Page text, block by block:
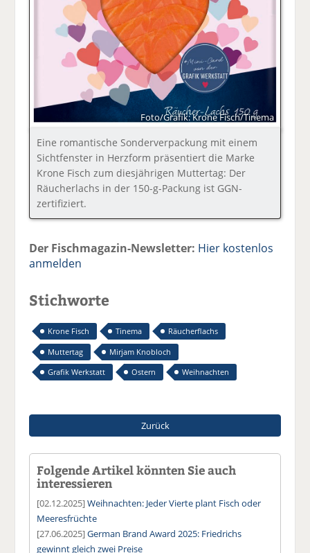
Foto/Grafik: Krone Fisch/Tinema
Eine romantische Sonderverpackung mit einem
Sichtfenster in Herzform präsentiert die Marke
Krone Fisch zum diesjährigen Muttertag: Der
Räucherlachs in der 150-g-Packung ist GGN-
zertifiziert.
Der Fischmagazin-Newsletter: Hier kostenlos
anmelden
Stichworte
Krone Fisch Tinema
Räucherflachs
Muttertag
Mirjam Knobloch
Grafik Werkstatt
Ostern Weihnachten
Zurück
Folgende Artikel könnten Sie auch
interessieren
[02.12.2025]Weihnachten: Jeder Vierte plant Fisch oder
Meeresfrüchte
[27.06.2025]German Brand Award 2025: Friedrichs
gewinnt gleich zwei Preise